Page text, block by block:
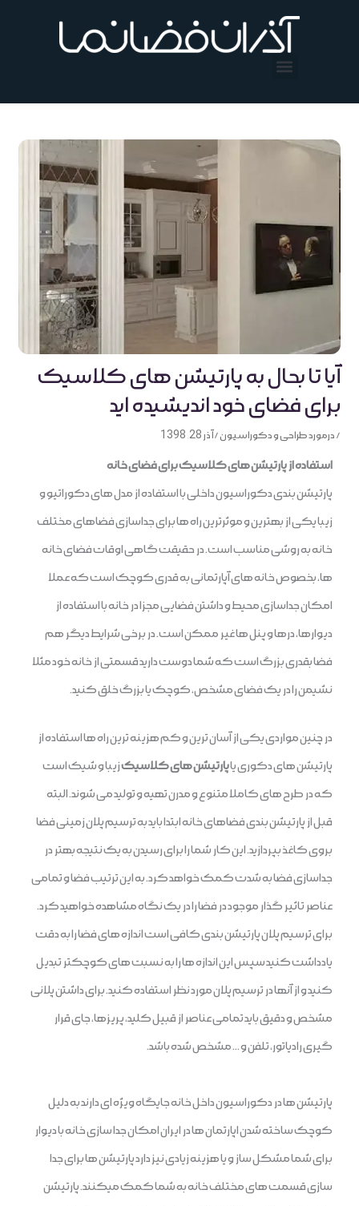
آیا تا بحال به پارتیشن های کلاسیک
برای فضای خود اندیشیده اید
/درمورد طراحی و دکوراسیون/آذر 28, 1398
استفاده از پارتیشن های کلاسیک برای فضای خانه
پارتیشن بندی دکوراسیون داخلی با استفاده از مدل های دکوراتیو و
زیبا یکی از بهترین و موثرترین راه ها برای جداسازی فضاهای مختلف
خانه به روشی مناسب است. در حقیقت گاهی اوقات فضای خانه
ها، بخصوص خانه های آپارتمانی به قدری کوچک است که عملا
امکان جداسازی محیط و داشتن فضایی مجزا در خانه با استفاده از
دیوارها، درها و پنل ها غیر ممکن است. در برخی شرایط دیگر هم
فضا بقدری بزرگ است که شما دوست دارید قسمتی از خانه خود مثلا
نشیمن را در یک فضای مشخص، کوچک یا بزرگ خلق کنید.
در چنین مواردی یکی از آسان ترین و کم هزینه ترین راه ها استفاده از
پارتیشن های دکوری یاپارتیشن های کلاسیکزیبا و شیک است
که در طرح های کاملا متنوع و مدرن تهیه و تولید می شوند. البته
قبل از پارتیشن بندی فضاهای خانه ابتدا باید به ترسیم پلان زمینی فضا
بروی کاغذ بپردازید. این کار شما را برای رسیدن به یک نتیجه بهتر در
جداسازی فضا به شدت کمک خواهد کرد. به این ترتیب فضا و تمامی
عناصر تاثیر گذار موجود در فضا را در یک نگاه مشاهده خواهید کرد.
برای ترسیم پلان پارتیشن بندی کافی است اندازه های فضا را به دقت
یادداشت کنید سپس این اندازه ها را به نسبت های کوچکتر تبدیل
کنید و از آنها در ترسیم پلان مورد نظر استفاده کنید. برای داشتن پلانی
مشخص و دقیق باید تمامی عناصر از قبیل کلید، پریزها، جای قرار
گیری رادیاتور، تلفن و … مشخص شده باشد.
پارتیشن ها در دکوراسیون داخل خانه جایگاه ویژه ای دارند به دلیل
کوچک ساخته شدن اپارتمان ها در ایران امکان جدا سازی خانه با دیوار
برای شما مشکل ساز و یا هزینه زیادی نیز دارد پارتیشن ها برای جدا
سازی قسمت های مختلف خانه به شما کمک میکنند. پارتیشن